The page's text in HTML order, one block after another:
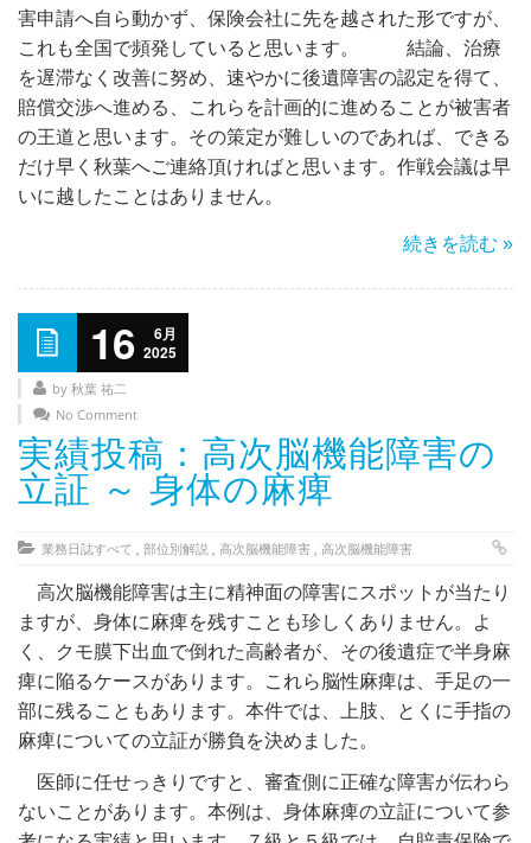
害申請へ自ら動かず、保険会社に先を越された形ですが、
これも全国で頻発していると思います。 結論、治療
を遅滞なく改善に努め、速やかに後遺障害の認定を得て、
賠償交渉へ進める、これらを計画的に進めることが被害者
の王道と思います。その策定が難しいのであれば、できる
だけ早く秋葉へご連絡頂ければと思います。作戦会議は早
いに越したことはありません。
続きを読む »
16
6月
2025
by 秋葉 祐二
No Comment
実績投稿：高次脳機能障害の
立証 ～ 身体の麻痺
業務日誌すべて 部位別解説 高次脳機能障害 高次脳機能障害
高次脳機能障害は主に精神面の障害にスポットが当たり
ますが、身体に麻痺を残すことも珍しくありません。よ
く、クモ膜下出血で倒れた高齢者が、その後遺症で半身麻
痺に陥るケースがあります。これら脳性麻痺は、手足の一
部に残ることもあります。本件では、上肢、とくに手指の
麻痺についての立証が勝負を決めました。
医師に任せっきりですと、審査側に正確な障害が伝わら
ないことがあります。本例は、身体麻痺の立証について参